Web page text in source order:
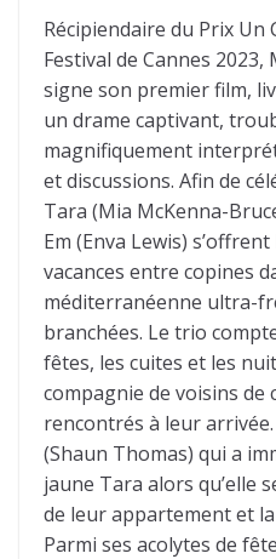
Récipiendaire du Prix Un
Festival de Cannes
signe son premier film,
un drame captivant,
magnifiquement
et discussions. Afin de
Tara (Mia McKenna-
Em (Enva Lewis)
vacances entre copines
méditerranéenne ultra-
branchées. Le trio
fêtes, les cuites et les
compagnie de voisins de
rencontrés à leur
(Shaun Thomas) qui a
jaune Tara alors qu’elle
de leur appartement et
Parmi ses acolytes de